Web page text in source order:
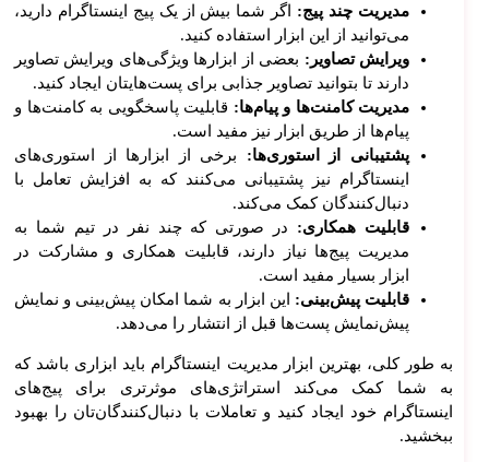
مدیریت چند پیج: اگر شما بیش از یک پیج اینستاگرام دارید،
می‌توانید از این ابزار استفاده کنید.
ویرایش تصاویر: بعضی از ابزارها ویژگی‌های ویرایش تصاویر
دارند تا بتوانید تصاویر جذابی برای پست‌هایتان ایجاد کنید.
مدیریت کامنت‌ها و پیام‌ها: قابلیت پاسخگویی به کامنت‌ها و
پیام‌ها از طریق ابزار نیز مفید است.
پشتیبانی از استوری‌ها: برخی از ابزارها از استوری‌های
اینستاگرام نیز پشتیبانی می‌کنند که به افزایش تعامل با
دنبال‌کنندگان کمک می‌کند.
قابلیت همکاری: در صورتی که چند نفر در تیم شما به
مدیریت پیج‌ها نیاز دارند، قابلیت همکاری و مشارکت در
ابزار بسیار مفید است.
قابلیت پیش‌بینی: این ابزار به شما امکان پیش‌بینی و نمایش
پیش‌نمایش پست‌ها قبل از انتشار را می‌دهد.
به طور کلی، بهترین ابزار مدیریت اینستاگرام باید ابزاری باشد که
به شما کمک می‌کند استراتژی‌های موثرتری برای پیج‌های
اینستاگرام خود ایجاد کنید و تعاملات با دنبال‌کنندگان‌تان را بهبود
ببخشید.